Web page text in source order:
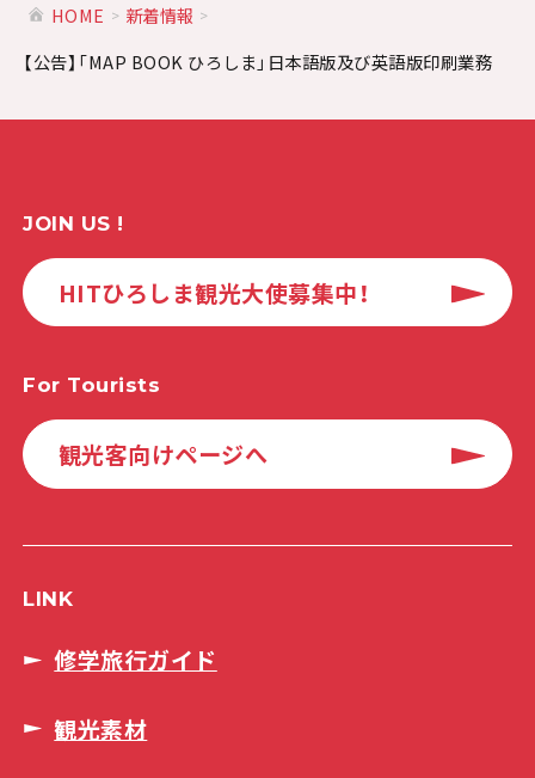
HOME
新着情報
【公告】「MAP BOOK ひろしま」日本語版及び英語版印刷業務
JOIN US !
HITひろしま観光大使募集中！
For Tourists
観光客向けページへ
LINK
修学旅行ガイド
観光素材